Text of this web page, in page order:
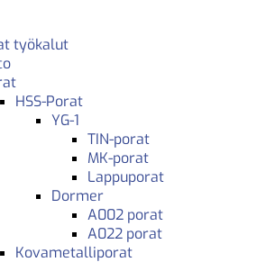
työkalut
HSS-Porat
YG-1
TIN-porat
MK-porat
Lappuporat
Dormer
A002 porat
A022 porat
Kovametalliporat